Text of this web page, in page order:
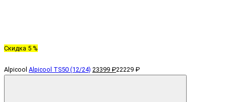
Скидка 5 %
Alpicool Alpicool TS50 (12/24) 23399 ₽22229 ₽